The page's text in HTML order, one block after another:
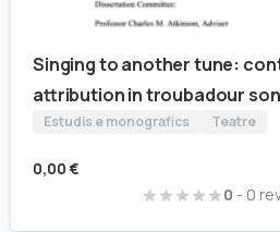
Singing to another tune:
attribution in troubadour
Estudis e monografics Teatre
0,00 €
0 - 0